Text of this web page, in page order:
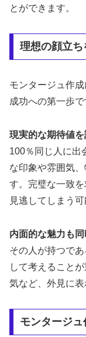
とができます。
理想の顔立ち
モンタージュ作
成功への第一歩で
現実的な期待値
100％同じ人に出
な印象や雰囲気
す。完璧な一致
見逃してしまう可
内面的な魅力も
その人が持つで
して考えること
気など、外見に表
モンタージ